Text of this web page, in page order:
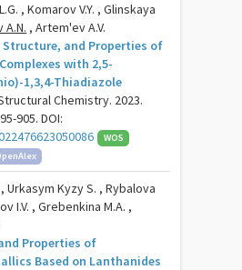
, Komarov V.Y. , Glinskaya
A.N. , Artem'ev A.V.
and Properties of
with 2,5-
1,3,4-Thiadiazole
Chemistry. 2023.
905. DOI:
WOS
, Urkasym Kyzy S. , Rybalova
I.V. , Grebenkina M.A. ,
Properties of
Based on Lanthanides